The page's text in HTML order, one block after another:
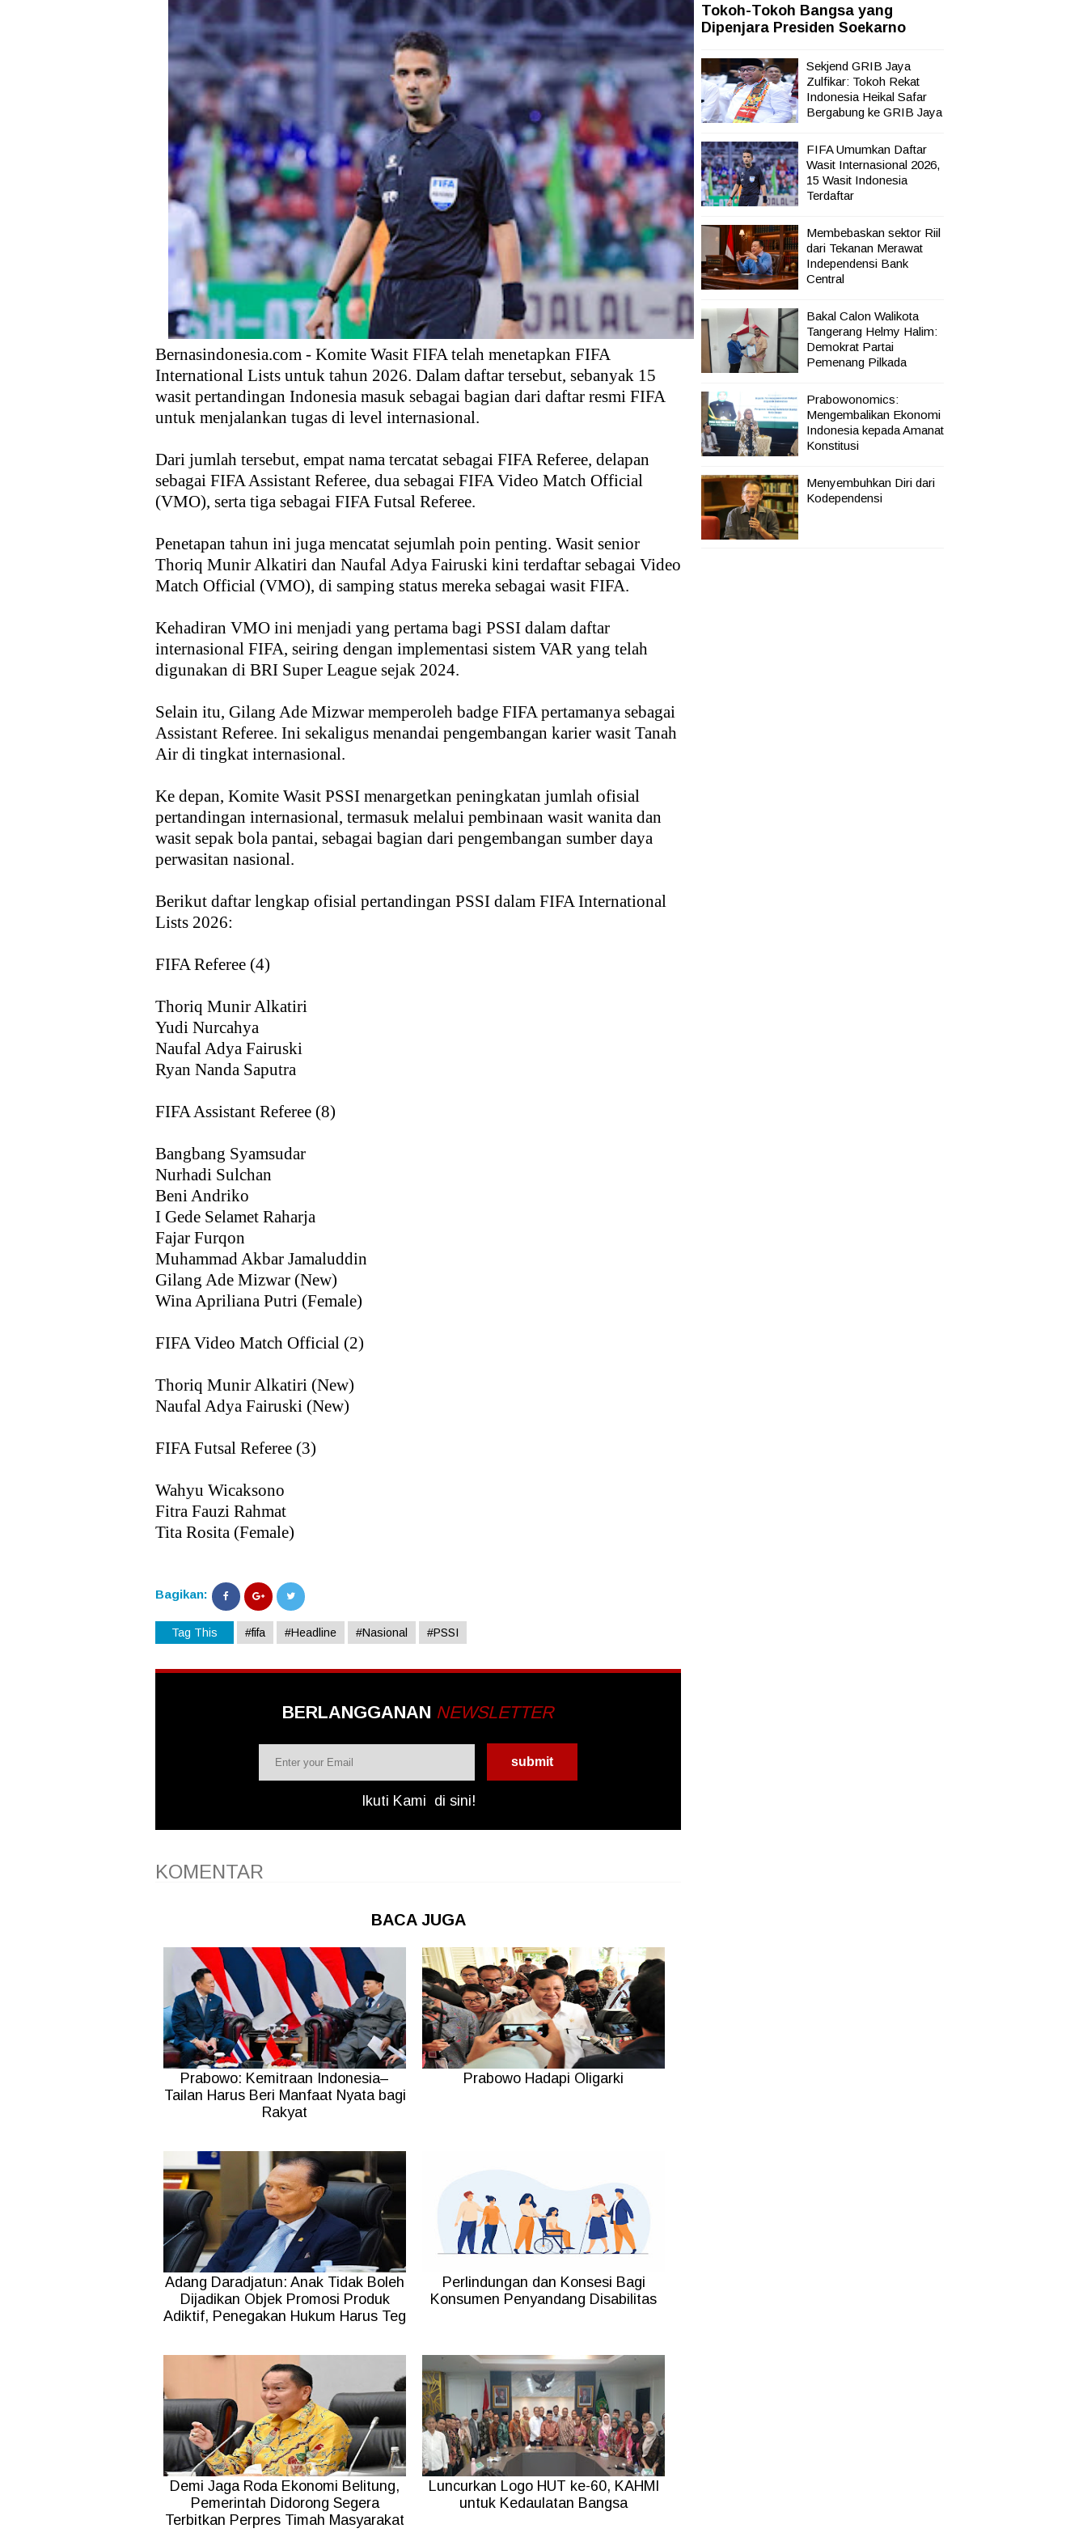
Anggota DPR Dorong Pemerintah Siasati Pelemahan Rupiah dengan Memperkuat Pariwisata,
Ekspor, dan Hilirisasi
Kebijakan Strategis Pemerintah Topang Kenaikan PMI Manufaktur Nasional
Distribusi Buku Harus Dibarengi dengan Gerakan Penguatan Literasi
Waketum MUI Dukung Perampasan Aset Koruptor
Membebaskan sektor Riil dari Tekanan Merawat Independensi Bank Central
Media Guangzhou Hadapi Generasi Digital
Bernasindonesia.com - Komite Wasit FIFA telah menetapkan FIFA
International Lists untuk tahun 2026. Dalam daftar tersebut, sebanyak 15
wasit pertandingan Indonesia masuk sebagai bagian dari daftar resmi FIFA
untuk menjalankan tugas di level internasional.
Dari jumlah tersebut, empat nama tercatat sebagai FIFA Referee, delapan
sebagai FIFA Assistant Referee, dua sebagai FIFA Video Match Official
(VMO), serta tiga sebagai FIFA Futsal Referee.
Penetapan tahun ini juga mencatat sejumlah poin penting. Wasit senior
Thoriq Munir Alkatiri dan Naufal Adya Fairuski kini terdaftar sebagai Video
Match Official (VMO), di samping status mereka sebagai wasit FIFA.
Kehadiran VMO ini menjadi yang pertama bagi PSSI dalam daftar
internasional FIFA, seiring dengan implementasi sistem VAR yang telah
digunakan di BRI Super League sejak 2024.
Selain itu, Gilang Ade Mizwar memperoleh badge FIFA pertamanya sebagai
Assistant Referee. Ini sekaligus menandai pengembangan karier wasit Tanah
Air di tingkat internasional.
Ke depan, Komite Wasit PSSI menargetkan peningkatan jumlah ofisial
pertandingan internasional, termasuk melalui pembinaan wasit wanita dan
wasit sepak bola pantai, sebagai bagian dari pengembangan sumber daya
perwasitan nasional.
Berikut daftar lengkap ofisial pertandingan PSSI dalam FIFA International
Lists 2026:
FIFA Referee (4)
Thoriq Munir Alkatiri
Yudi Nurcahya
Naufal Adya Fairuski
Ryan Nanda Saputra
FIFA Assistant Referee (8)
Bangbang Syamsudar
Nurhadi Sulchan
Beni Andriko
I Gede Selamet Raharja
Fajar Furqon
Muhammad Akbar Jamaluddin
Gilang Ade Mizwar (New)
Wina Apriliana Putri (Female)
FIFA Video Match Official (2)
Thoriq Munir Alkatiri (New)
Naufal Adya Fairuski (New)
FIFA Futsal Referee (3)
Wahyu Wicaksono
Fitra Fauzi Rahmat
Tita Rosita (Female)
Bagikan:
Tag This #fifa #Headline #Nasional #PSSI
BERLANGGANAN NEWSLETTER
Ikuti Kami di sini!
KOMENTAR
BACA JUGA
Prabowo: Kemitraan Indonesia–
Tailan Harus Beri Manfaat Nyata bagi
Rakyat
Prabowo Hadapi Oligarki
Adang Daradjatun: Anak Tidak Boleh
Dijadikan Objek Promosi Produk
Adiktif, Penegakan Hukum Harus Teg
Perlindungan dan Konsesi Bagi
Konsumen Penyandang Disabilitas
Demi Jaga Roda Ekonomi Belitung,
Pemerintah Didorong Segera
Terbitkan Perpres Timah Masyarakat
Luncurkan Logo HUT ke-60, KAHMI
untuk Kedaulatan Bangsa
Tokoh-Tokoh Bangsa yang
Dipenjara Presiden Soekarno
Sekjend GRIB Jaya
Zulfikar: Tokoh Rekat
Indonesia Heikal Safar
Bergabung ke GRIB Jaya
FIFA Umumkan Daftar
Wasit Internasional 2026,
15 Wasit Indonesia
Terdaftar
Membebaskan sektor Riil
dari Tekanan Merawat
Independensi Bank
Central
Bakal Calon Walikota
Tangerang Helmy Halim:
Demokrat Partai
Pemenang Pilkada
Prabowonomics:
Mengembalikan Ekonomi
Indonesia kepada Amanat
Konstitusi
Menyembuhkan Diri dari
Kodependensi